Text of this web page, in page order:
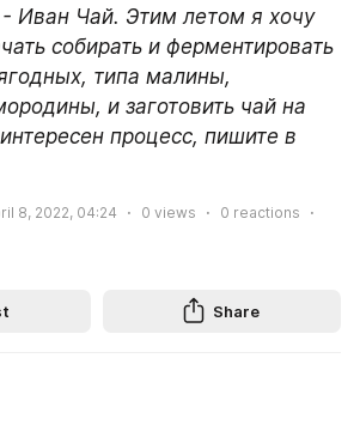
- Иван Чай. Этим летом я хочу
собирать и ферментировать
типа малины,
и заготовить чай на
процесс, пишите в
8, 2022, 04:24 0 views 0 reactions
Share